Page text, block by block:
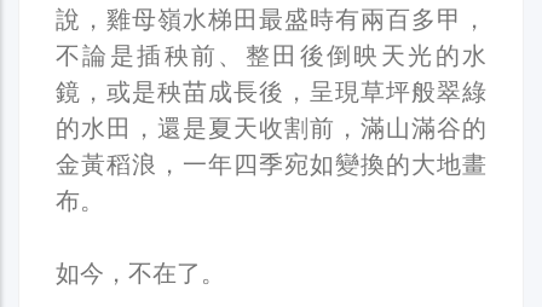
說，雞母嶺水梯田最盛時有兩百多甲，
不論是插秧前、整田後倒映天光的水
鏡，或是秧苗成長後，呈現草坪般翠綠
的水田，還是夏天收割前，滿山滿谷的
金黃稻浪，一年四季宛如變換的大地畫
布。
如今，不在了。